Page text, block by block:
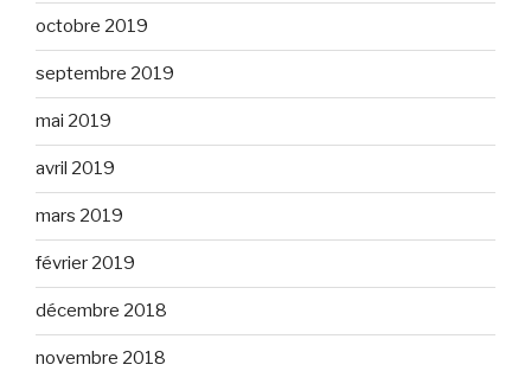
octobre 2019
septembre 2019
mai 2019
avril 2019
mars 2019
février 2019
décembre 2018
novembre 2018